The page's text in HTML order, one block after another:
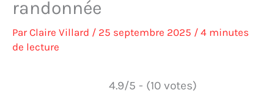
randonnée
ParClaire Villard / 25 septembre 2025 / 4 minutes
de lecture
4.9/5 - (10 votes)